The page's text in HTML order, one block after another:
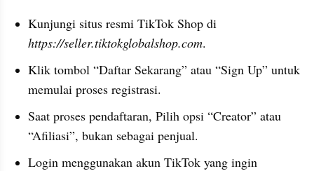
https://seller.tiktokglobalshop.com.
Klik tombol “Daftar Sekarang” atau “Sign Up” untuk
memulai proses registrasi.
Saat proses pendaftaran, Pilih opsi “Creator” atau
“Afiliasi”, bukan sebagai penjual.
Login menggunakan akun TikTok yang ingin